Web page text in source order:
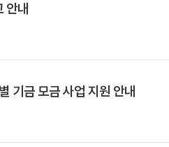
안내
기금 모금 사업 지원 안내